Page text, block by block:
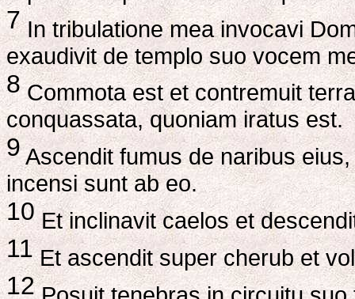
7In tribulatione mea invocavi
exaudivit de templo suo vocem
8Commota est et contremuit
conquassata, quoniam iratus est.
9Ascendit fumus de naribus
incensi sunt ab eo.
10Et inclinavit caelos et
11Et ascendit super cherub et
12